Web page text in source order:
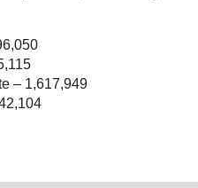
– 1,617,949